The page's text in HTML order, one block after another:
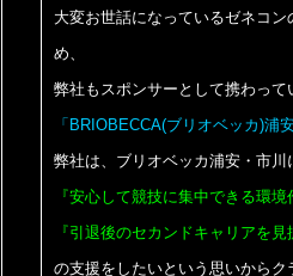
大変お世話になっているゼネコ
め、
弊社もスポンサーとして携わっ
「BRIOBECCA(ブリオベッカ)浦
弊社は、ブリオベッカ浦安・市
『安心して競技に集中できる環境
『引退後のセカンドキャリアを見
の支援をしたいという思いからク